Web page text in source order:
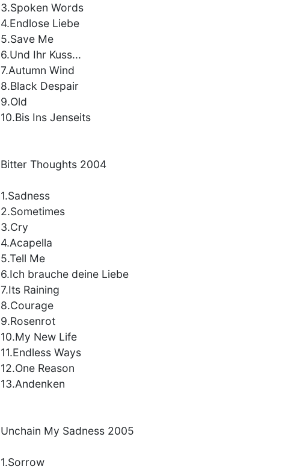
3.Spoken Words
4.Endlose Liebe
5.Save Me
6.Und Ihr Kuss...
7.Autumn Wind
8.Black Despair
9.Old
10.Bis Ins Jenseits
Bitter Thoughts 2004
1.Sadness
2.Sometimes
3.Cry
4.Acapella
5.Tell Me
6.Ich brauche deine Liebe
7.Its Raining
8.Courage
9.Rosenrot
10.My New Life
11.Endless Ways
12.One Reason
13.Andenken
Unchain My Sadness 2005
1.Sorrow